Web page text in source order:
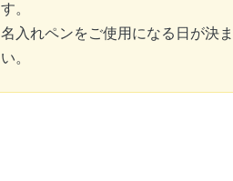
す。
名入れペンをご使用になる日が決
い。